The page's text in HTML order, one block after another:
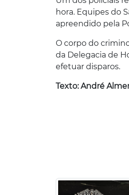
hora. Equipes do
apreendido pela
O corpo do
da Delegacia de
efetuar disparos.
Texto: André